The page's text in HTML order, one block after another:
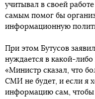
учитывал в своей
самым помог бы
информационную
При этом Бутусов
нуждается в какой-
«Министр сказал, что
СМИ не будет, и если я
информацию сам, чтобы